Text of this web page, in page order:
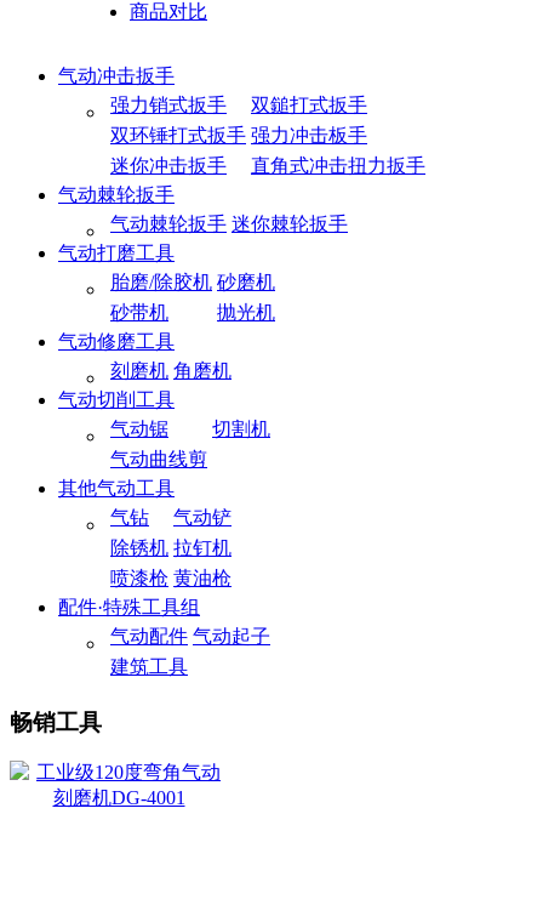
商品对比
气动冲击扳手
强力销式扳手
双鎚打式扳手
双环锤打式扳手 强力冲击板手
迷你冲击扳手
直角式冲击扭力扳手
气动棘轮扳手
气动棘轮扳手 迷你棘轮扳手
气动打磨工具
胎磨/除胶机 砂磨机
砂带机
抛光机
气动修磨工具
刻磨机 角磨机
气动切削工具
气动锯
切割机
气动曲线剪
其他气动工具
气钻
气动铲
除锈机 拉钉机
喷漆枪 黄油枪
配件·特殊工具组
气动配件 气动起子
建筑工具
畅销工具